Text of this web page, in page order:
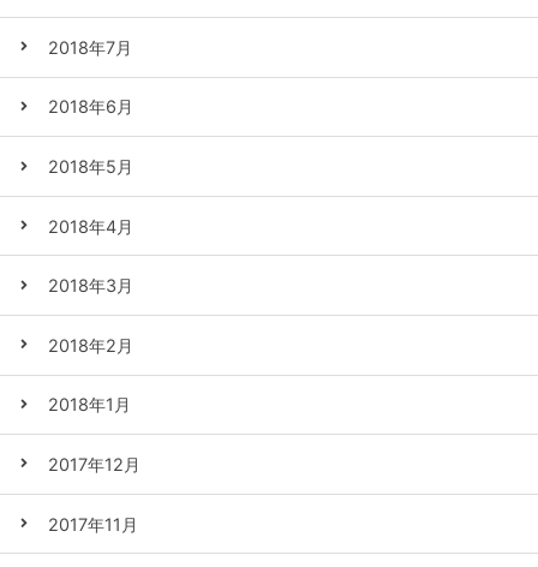
2018年7月
2018年6月
2018年5月
2018年4月
2018年3月
2018年2月
2018年1月
2017年12月
2017年11月